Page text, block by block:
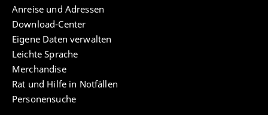
Anreise und Adressen
Download-Center
Eigene Daten verwalten
Leichte Sprache
Merchandise
Rat und Hilfe in Notfällen
Personensuche